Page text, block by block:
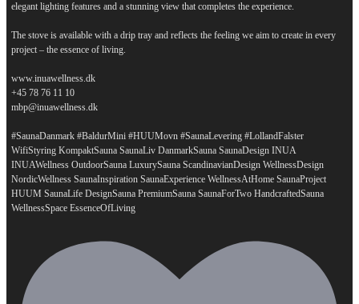
elegant lighting features and a stunning view that completes the experience.
The stove is available with a drip tray and reflects the feeling we aim to create in every
project – the essence of living.
www.inuawellness.dk
+45 78 76 11 10
mbp@inuawellness.dk
#SaunaDanmark #BaldurMini #HUUMovn #SaunaLevering #LollandFalster
WifiStyring KompaktSauna SaunaLiv DanmarkSauna SaunaDesign INUA
INUAWellness OutdoorSauna LuxurySauna ScandinavianDesign WellnessDesign
NordicWellness SaunaInspiration SaunaExperience WellnessAtHome SaunaProject
HUUM SaunaLife DesignSauna PremiumSauna SaunaForTwo HandcraftedSauna
WellnessSpace EssenceOfLiving